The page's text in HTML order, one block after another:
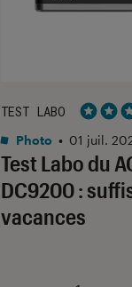
Test Labo du
DC9200 :
vacances
TEST LABO
Noté 3
Photo • 01 juil.